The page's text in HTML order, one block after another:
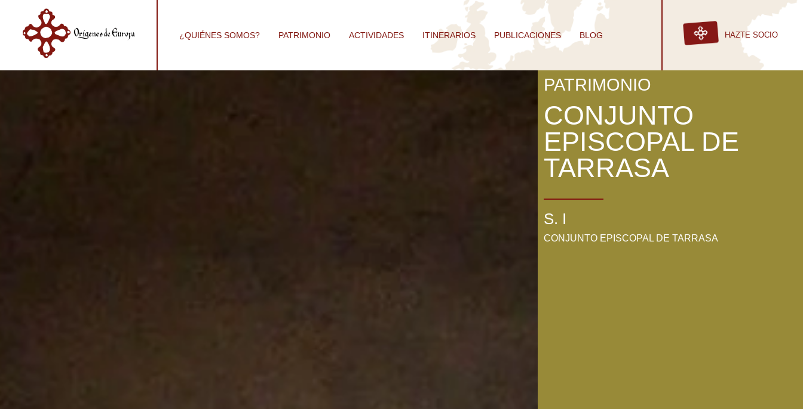
¿QUIÉNES SOMOS? PATRIMONIO ACTIVIDADES ITINERARIOS PUBLICACIONES BLOG HAZTE SOCIO
PATRIMONIO
CONJUNTO
EPISCOPAL DE
TARRASA
S. I
CONJUNTO EPISCOPAL DE TARRASA